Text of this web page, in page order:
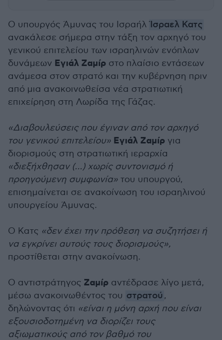
Ο υπουργός Άμυνας του ΙσραήλΊσραελ Κατς
ανακάλεσε σήμερα στην τάξη τον αρχηγό του
γενικού επιτελείου των ισραηλινών ενόπλων
δυνάμεων Εγιάλ Ζαμίρ στο πλαίσιο εντάσεων
ανάμεσα στον στρατό και την κυβέρνηση πριν
από μια ανακοινωθείσα νέα στρατιωτική
επιχείρηση στη Λωρίδα της Γάζας.
«Διαβουλεύσεις που έγιναν από τον αρχηγό
του γενικού επιτελείου» Εγιάλ Ζαμίρ για
διορισμούς στη στρατιωτική ιεραρχία
«διεξήχθησαν (…) χωρίς συντονισμό ή
προηγούμενη συμφωνία» του υπουργού,
επισημαίνεται σε ανακοίνωση του ισραηλινού
υπουργείου Άμυνας.
Ο Κατς «δεν έχει την πρόθεση να συζητήσει ή
να εγκρίνει αυτούς τους διορισμούς»,
προστίθεται στην ανακοίνωση.
Ο αντιστράτηγος Ζαμίρ αντέδρασε λίγο μετά,
μέσω ανακοινωθέντος του στρατού ,
δηλώνοντας ότι «είναι η μόνη αρχή που είναι
εξουσιοδοτημένη να διορίζει τους
αξιωματικούς από τον βαθμό του